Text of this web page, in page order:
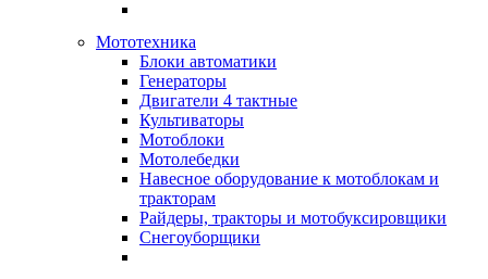
Мототехника
Блоки автоматики
Генераторы
Двигатели 4 тактные
Культиваторы
Мотоблоки
Мотолебедки
Навесное оборудование к мотоблокам и
тракторам
Райдеры, тракторы и мотобуксировщики
Снегоуборщики